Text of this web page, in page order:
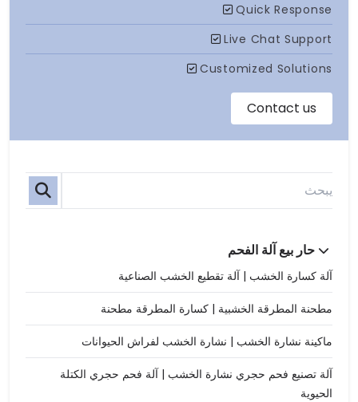
حار بيع آلة الفحم
آلة كسارة الخشب | آلة تقطيع الخشب الصناعية
مطحنة المطرقة الخشبية | كسارة المطرقة مطحنة
ماكينة نشارة الخشب | نشارة الخشب لفراش الحيوانات
آلة تصنيع فحم حجري نشارة الخشب | آلة فحم حجري الكتلة
الحيوية